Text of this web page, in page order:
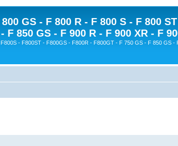
GS - F 800 R - F 800 S - F 800
F 850 GS - F 900 R - F 900 XR - F
- F800ST - F800GS - F800R - F800GT - F 750 GS - F 850 GS -